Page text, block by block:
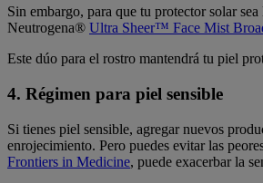
Sin embargo, para que tu protector solar
Neutrogena® Ultra Sheer™ Face Mist
Este dúo para el rostro mantendrá tu piel
4. Régimen para piel sensible
Si tienes piel sensible, agregar nuevos
enrojecimiento. Pero puedes evitar las
Frontiers in Medicine, puede exacerbar la